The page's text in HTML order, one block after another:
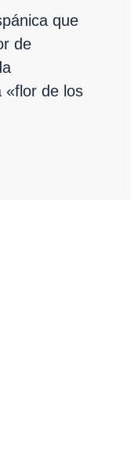
que
de
«flor de los